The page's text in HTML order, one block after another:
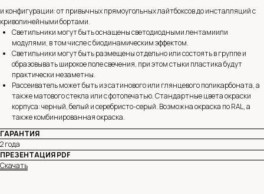
и конфигурации: от привычных прямоугольных лайтбоксов до инсталляций с
криволинейными бортами.
Светильники могут быть оснащены светодиодными лентамиили
модулями, в том числе с биодинамическим эффектом.
Светильники могут быть размещены отдельно или состоять в группе и
образовывать широкое поле свечения, при этом стыки пластика будут
практически незаметны.
Рассеиватель может быть из сатинового или глянцевого поликарбоната, а
также матового стекла или с фотопечатью. Стандартные цвета окраски
корпуса: черный, белый и серебристо-серый. Возможна окраска по RAL, а
также комбинированная окраска.
ГАРАНТИЯ
2 года
ПРЕЗЕНТАЦИЯ PDF
Скачать